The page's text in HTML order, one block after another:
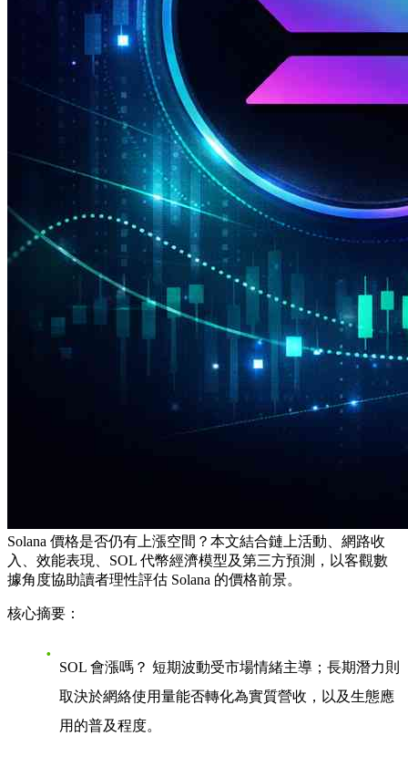
Solana 價格是否仍有上漲空間？本文結合鏈上活動、網路收
入、效能表現、SOL 代幣經濟模型及第三方預測，以客觀數
據角度協助讀者理性評估 Solana 的價格前景。
核心摘要：
SOL 會漲嗎？ 短期波動受市場情緒主導；長期潛力則
取決於網絡使用量能否轉化為實質營收，以及生態應
用的普及程度。